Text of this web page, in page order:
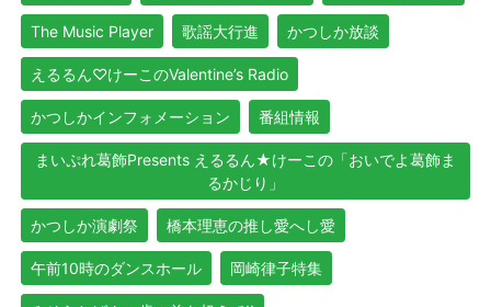
The Music Player 歌謡大行進 かつしか放談
えるるん♡けーこのValentine’s Radio
かつしかインフォメーション 番組情報
まいぷれ葛飾Presents えるるん★けーこの「おいでよ葛飾ま
るかじり」
かつしか演劇祭 橋本理恵の推し愛へし愛
午前10時のダンスホール 岡崎律子特集